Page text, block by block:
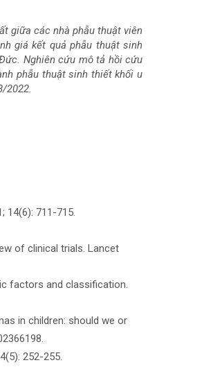
giữa các nhà phẫu thuật viên
giá kết quả phẫu thuật sinh
Nghiên cứu mô tả hồi cứu
phẫu thuật sinh thiết khối u
2022.
14(6): 711-715.
of clinical trials. Lancet
factors and classification.
in children: should we or
252-255.